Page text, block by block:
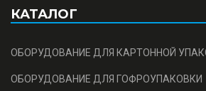
КАТАЛОГ
ОБОРУДОВАНИЕ ДЛЯ КАРТОННОЙ
ОБОРУДОВАНИЕ ДЛЯ ГОФРОУПАКОВКИ